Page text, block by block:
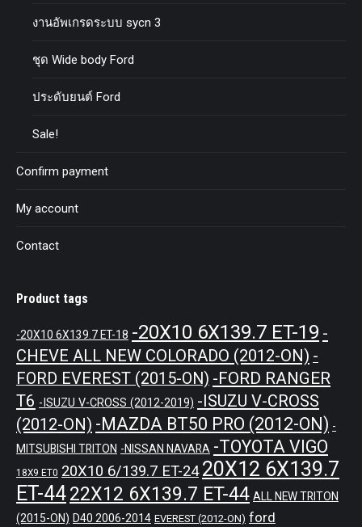
งานอัพเกรดระบบ sycn 3
ชุด Wide body Ford
ประดับยนต์ Ford
Sale!
Confirm payment
My account
Contact
Product tags
-20X10 6X139.7 ET-18 -20X10 6X139.7 ET-19 -
CHEVE ALL NEW COLORADO (2012-ON) -
FORD EVEREST (2015-ON) -FORD RANGER
T6 -ISUZU V-CROSS (2012-2019) -ISUZU V-CROSS
(2012-ON) -MAZDA BT50 PRO (2012-ON) -
MITSUBISHI TRITON -NISSAN NAVARA -TOYOTA VIGO
18X9 ET0 20X10 6/139.7 ET-24 20X12 6X139.7
ET-4422X12 6X139.7 ET-44 ALL NEW TRITON
(2015-ON) D40 2006-2014 EVEREST (2012-ON) ford